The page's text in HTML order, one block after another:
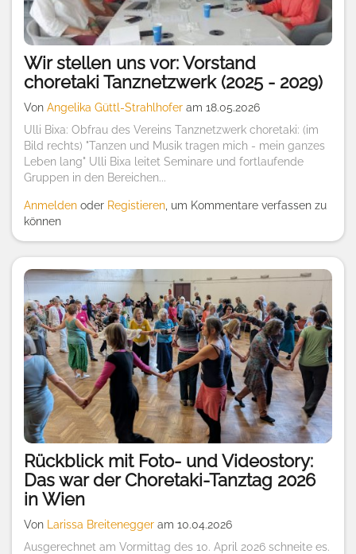
Wir stellen uns vor: Vorstand
choretaki Tanznetzwerk (2025 - 2029)
Von Angelika Güttl-Strahlhofer am 18.05.2026
Ulli Bixa: Obfrau des Vereins Tanznetzwerk choretaki: (im
Bild rechts) "Tanzen und Musik tragen mich - mein ganzes
Leben lang" Ulli Bixa leitet Seminare und fortlaufende
Gruppen in den Bereichen...
Anmelden oder Registieren, um Kommentare verfassen zu
können
Rückblick mit Foto- und Videostory:
Das war der Choretaki-Tanztag 2026
in Wien
Von Larissa Breitenegger am 10.04.2026
Ausgerechnet am Vormittag des 10. April 2026 schneite es.